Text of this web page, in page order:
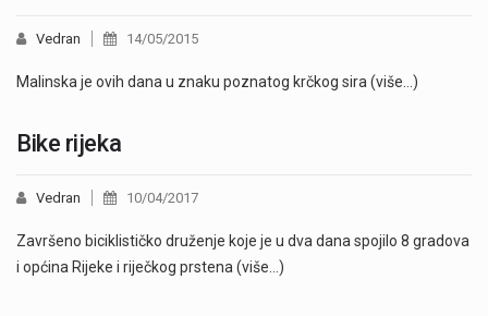
Vedran 14/05/2015
Malinska je ovih dana u znaku poznatog krčkog sira (više…)
Bike rijeka
Vedran 10/04/2017
Završeno biciklističko druženje koje je u dva dana spojilo 8 gradova
i općina Rijeke i riječkog prstena (više…)